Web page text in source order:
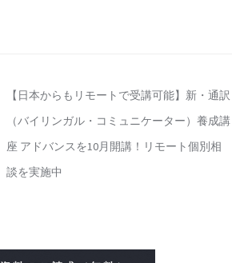
【日本からもリモートで受講可能】新・通訳
（バイリンガル・コミュニケーター）養成講
座 アドバンスを10月開講！リモート個別相
談を実施中